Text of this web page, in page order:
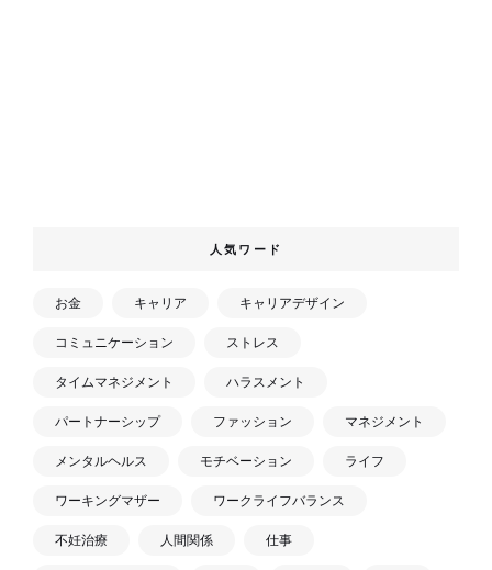
人気ワード
お金 キャリア キャリアデザイン
コミュニケーション ストレス
タイムマネジメント ハラスメント
パートナーシップ ファッション マネジメント
メンタルヘルス モチベーション ライフ
ワーキングマザー ワークライフバランス
不妊治療 人間関係 仕事